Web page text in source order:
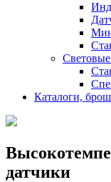
Каталоги,
датчики